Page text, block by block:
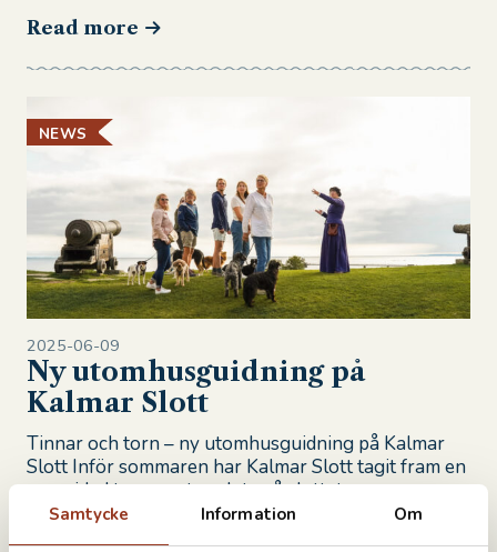
Samtycke Information Om
Read more
NEWS
2025-06-09
Ny utomhusguidning på
Kalmar Slott
Tinnar och torn – ny utomhusguidning på Kalmar
Slott Inför sommaren har Kalmar Slott tagit fram en
ny guidad tur, som tar plats på slottets
försvarsvallar – och berättar om slottets historia